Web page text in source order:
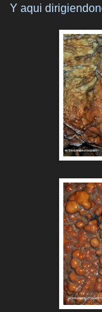
Y aqui